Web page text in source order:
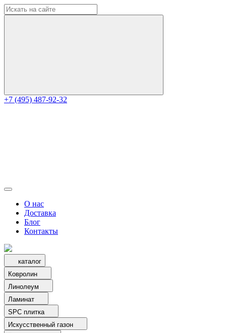
+7 (495) 487-92-32
О нас
Доставка
Блог
Контакты
каталог
Ковролин
Линолеум
Ламинат
SPC плитка
Искусственный газон